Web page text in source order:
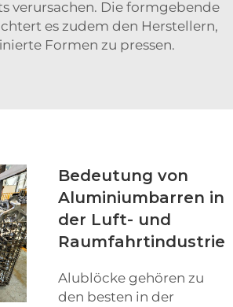
verursachen. Die formgebende
es zudem den Herstellern,
Formen zu pressen.
Bedeutung von
Aluminiumbarren in
der Luft- und
Raumfahrtindustrie
Alublöcke gehören zu
den besten in der